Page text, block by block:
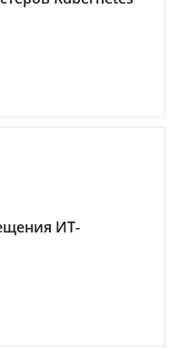
ИТ-